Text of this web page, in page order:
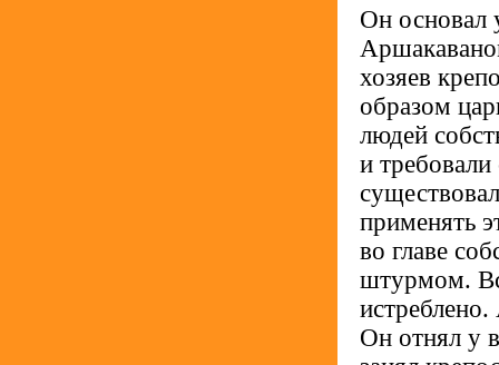
Он основал
хозяев
образом
людей
и
применять
во главе
штурмом.
Он отнял у